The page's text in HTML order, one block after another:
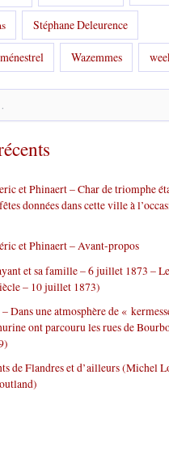
Stéphane Deleurence
Wazemmes
et Phinaert – Char de triomphe
données dans cette ville à
et Phinaert – Avant-propos
et sa famille – 6 juillet 1873 –
– 10 juillet 1873)
Dans une atmosphère de «
ont parcouru les rues de
de Flandres et d’ailleurs (Michel